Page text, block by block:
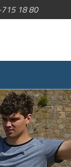
715 18 80